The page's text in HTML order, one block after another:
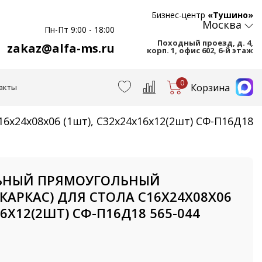
Пн-Пт 9:00 - 18:00
zakaz@alfa-ms.ru
Бизнес-центр «Тушино»
Москва
Походный проезд, д. 4,
корп. 1, офис 602, 6-й этаж
0 Корзина
(1шт), С32х24х16х12(2шт) СФ-П16Д18
ПРЯМОУГОЛЬНЫЙ
ДЛЯ СТОЛА С16Х24Х08Х06
СФ-П16Д18 565-044